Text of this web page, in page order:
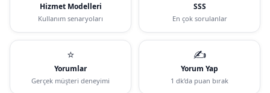
Hizmet Modelleri
Kullanım senaryoları
SSS
En çok sorulanlar
⭐
Yorumlar
Gerçek müşteri deneyimi
✍️
Yorum Yap
1 dk’da puan bırak